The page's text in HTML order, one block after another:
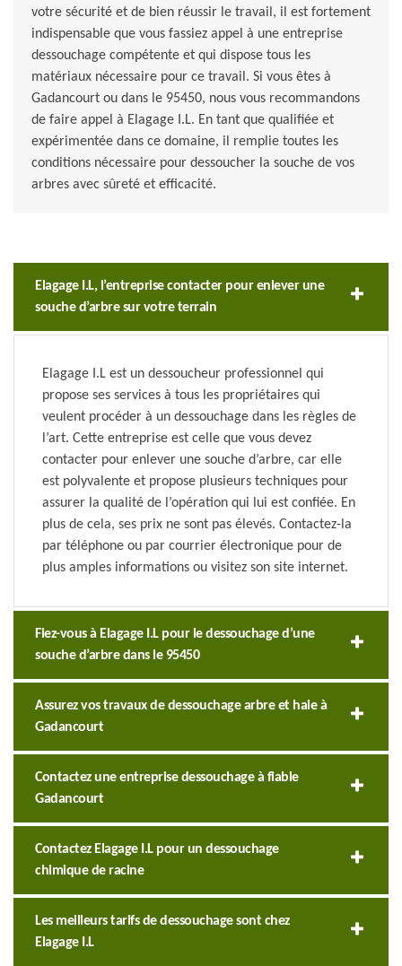
votre sécurité et de bien réussir le travail, il est fortement
indispensable que vous fassiez appel à une entreprise
dessouchage compétente et qui dispose tous les
matériaux nécessaire pour ce travail. Si vous êtes à
Gadancourt ou dans le 95450, nous vous recommandons
de faire appel à Elagage I.L. En tant que qualifiée et
expérimentée dans ce domaine, il remplie toutes les
conditions nécessaire pour dessoucher la souche de vos
arbres avec sûreté et efficacité.
Elagage I.L, l’entreprise contacter pour enlever une
souche d’arbre sur votre terrain
Elagage I.L est un dessoucheur professionnel qui
propose ses services à tous les propriétaires qui
veulent procéder à un dessouchage dans les règles de
l’art. Cette entreprise est celle que vous devez
contacter pour enlever une souche d’arbre, car elle
est polyvalente et propose plusieurs techniques pour
assurer la qualité de l’opération qui lui est confiée. En
plus de cela, ses prix ne sont pas élevés. Contactez-la
par téléphone ou par courrier électronique pour de
plus amples informations ou visitez son site internet.
Fiez-vous à Elagage I.L pour le dessouchage d’une
souche d’arbre dans le 95450
Assurez vos travaux de dessouchage arbre et haie à
Gadancourt
Contactez une entreprise dessouchage à fiable
Gadancourt
Contactez Elagage I.L pour un dessouchage
chimique de racine
Les meilleurs tarifs de dessouchage sont chez
Elagage I.L